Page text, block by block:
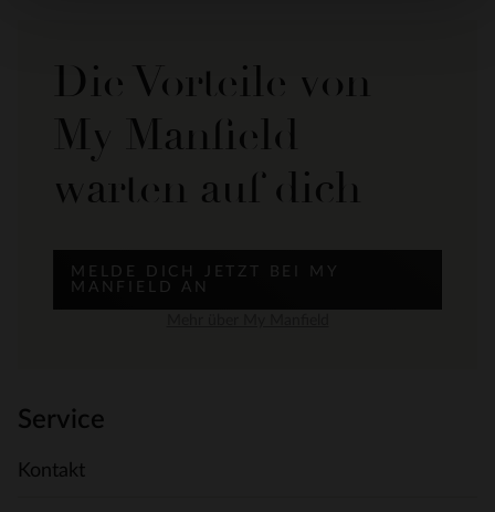
Die Vorteile von
My Manfield
warten auf dich
MELDE DICH JETZT BEI MY
MANFIELD AN
Service
Kontakt